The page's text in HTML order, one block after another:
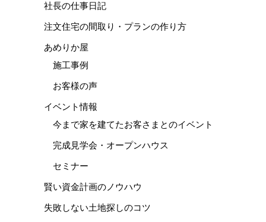
社長の仕事日記
注文住宅の間取り・プランの作り方
あめりか屋
施工事例
お客様の声
イベント情報
今まで家を建てたお客さまとのイベント
完成見学会・オープンハウス
セミナー
賢い資金計画のノウハウ
失敗しない土地探しのコツ